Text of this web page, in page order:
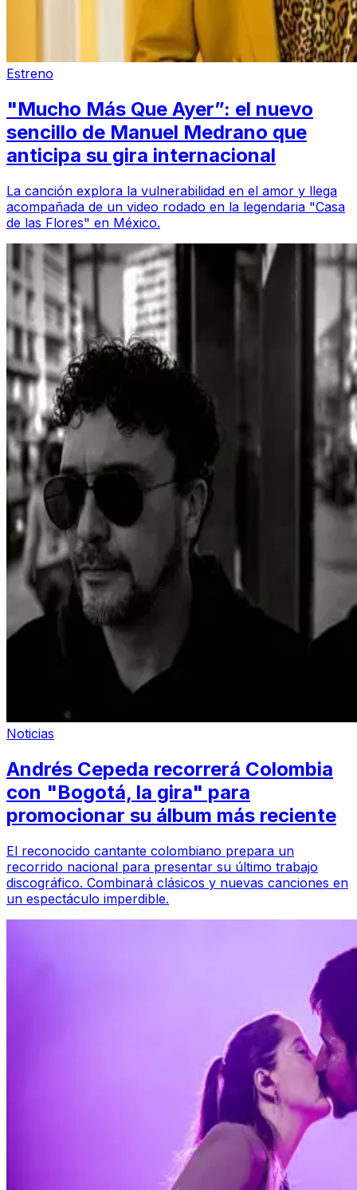
Estreno
"Mucho Más Que Ayer”: el nuevo
sencillo de Manuel Medrano que
anticipa su gira internacional
La canción explora la vulnerabilidad en el amor y llega
acompañada de un video rodado en la legendaria "Casa
de las Flores" en México.
Noticias
Andrés Cepeda recorrerá Colombia
con "Bogotá, la gira" para
promocionar su álbum más reciente
El reconocido cantante colombiano prepara un
recorrido nacional para presentar su último trabajo
discográfico. Combinará clásicos y nuevas canciones en
un espectáculo imperdible.